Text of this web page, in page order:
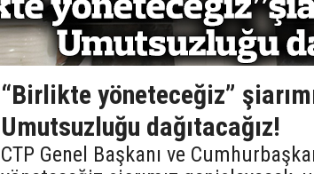
“Birlikte yöneteceğiz”
Umutsuzluğu dağıtacağız!
CTP Genel Başkanı ve